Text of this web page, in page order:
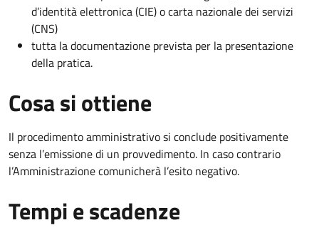
d’identità elettronica (CIE) o carta nazionale dei servizi
(CNS)
tutta la documentazione prevista per la presentazione
della pratica.
Cosa si ottiene
Il procedimento amministrativo si conclude positivamente
senza l’emissione di un provvedimento. In caso contrario
l’Amministrazione comunicherà l’esito negativo.
Tempi e scadenze